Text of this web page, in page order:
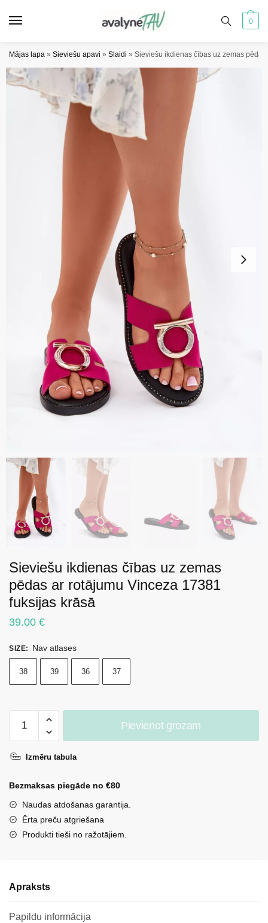
0
Mājas lapa » Sieviešu apavi » Slaidi » Sieviešu ikdienas čības uz zemas
Sieviešu ikdienas čības uz zemas
pēdas ar rotājumu Vinceza 17381
fuksijas krāsā
39.00 €
SIZE: Nav atlases
38 39 36 37
ikdienas
uz
pēdas
ar
rotājumu
Vinceza
daudzums
Pievienot grozam
Izmēru tabula
Bezmaksas piegāde no €80
Naudas atdošanas garantija.
Ērta preču atgriešana
Produkti tieši no ražotājiem.
Apraksts
Papildu informācija